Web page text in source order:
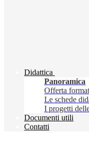
Didattica
Panoramica
Offerta
Le schede
I progetti
Documenti utili
Contatti